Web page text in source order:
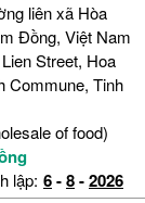
liên xã Hòa
Đồng, Việt Nam
Street, Hoa
Commune, Tinh
of food)
lập: 6-8-2026